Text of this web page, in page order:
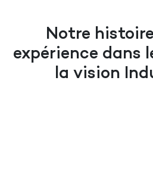
Notre
expérience dans
la vision